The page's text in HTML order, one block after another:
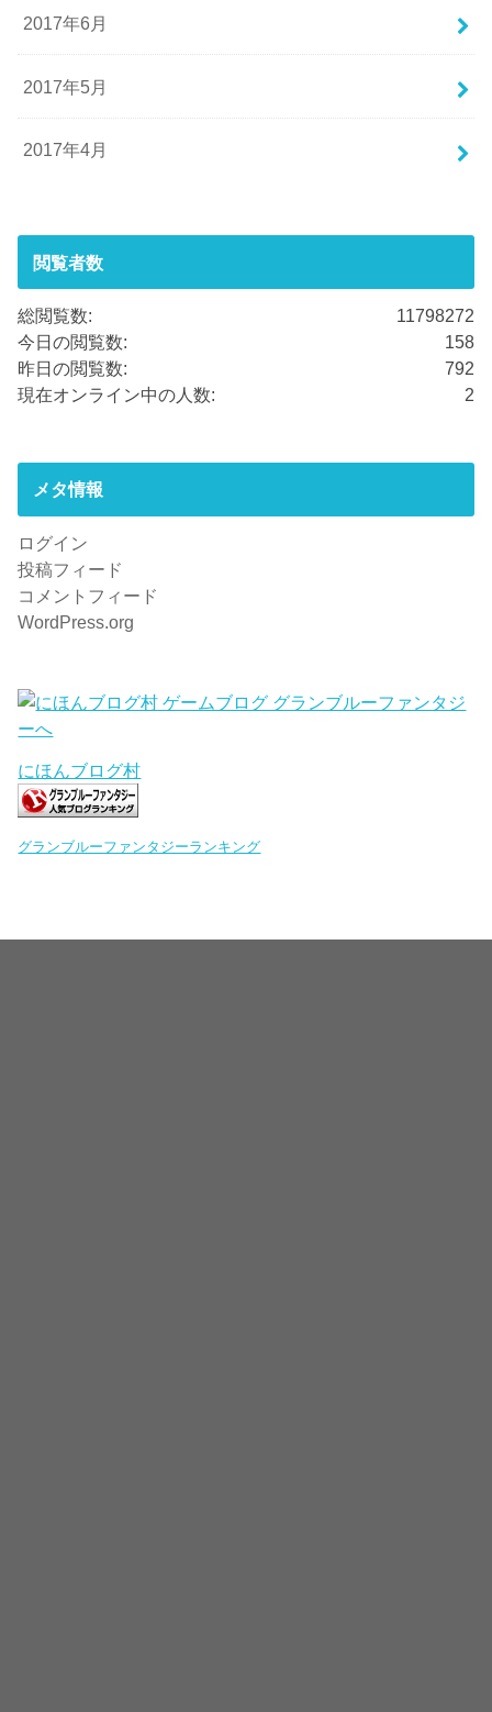
2017年6月
2017年5月
2017年4月
閲覧者数
11798272
総閲覧数:
158
今日の閲覧数:
792
昨日の閲覧数:
2
現在オンライン中の人数:
メタ情報
ログイン
投稿フィード
コメントフィード
WordPress.org
にほんブログ村
グランブルーファンタジーランキング